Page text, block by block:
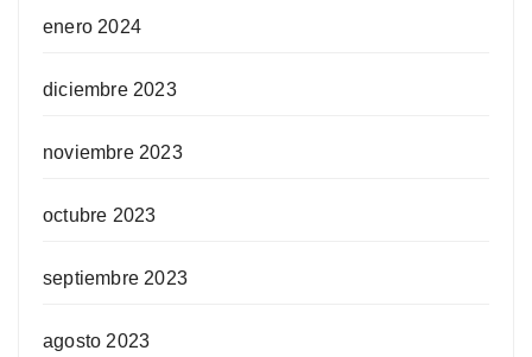
enero 2024
diciembre 2023
noviembre 2023
octubre 2023
septiembre 2023
agosto 2023